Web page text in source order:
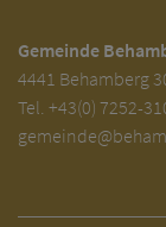
Gemeinde
4441 Behamberg
Tel. +43(0) 7252-